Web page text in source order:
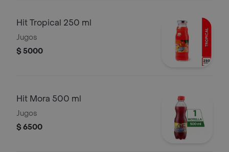
Hit Tropical 250 ml
Jugos
$ 5000
Hit Mora 500 ml
Jugos
$ 6500